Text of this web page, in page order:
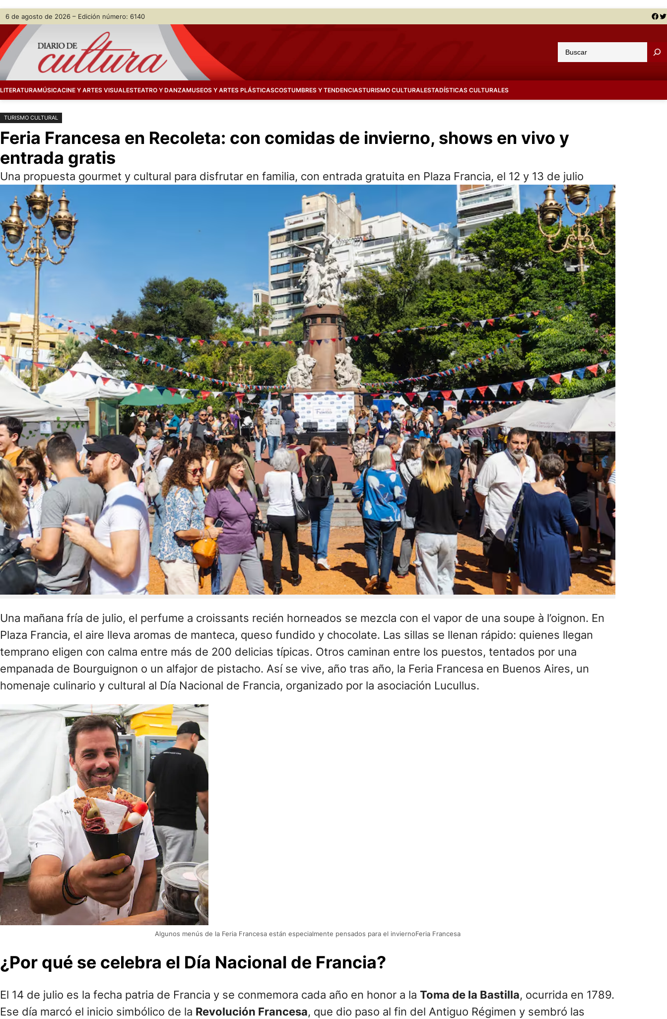
Saltar
contenido
Skip
content
6 de agosto de 2026 – Edición número: 6140 Facebook Twitter
u
a
LITERATURAMÚSICACINE Y ARTES VISUALESTEATRO Y DANZAMUSEOS Y ARTES PLÁSTICASCOSTUMBRES Y TENDENCIASTURISMO CULTURALESTADÍSTICAS CULTURALES
TURISMO CULTURAL
Feria Francesa en Recoleta: con comidas de invierno, shows en vivo y
entrada gratis
Una propuesta gourmet y cultural para disfrutar en familia, con entrada gratuita en Plaza Francia, el 12 y 13 de julio
Una mañana fría de julio, el perfume a croissants recién horneados se mezcla con el vapor de una soupe à l’oignon. En
Plaza Francia, el aire lleva aromas de manteca, queso fundido y chocolate. Las sillas se llenan rápido: quienes llegan
temprano eligen con calma entre más de 200 delicias típicas. Otros caminan entre los puestos, tentados por una
empanada de Bourguignon o un alfajor de pistacho. Así se vive, año tras año, la Feria Francesa en Buenos Aires, un
homenaje culinario y cultural al Día Nacional de Francia, organizado por la asociación Lucullus.
Algunos menús de la Feria Francesa están especialmente pensados para el inviernoFeria Francesa
¿Por qué se celebra el Día Nacional de Francia?
El 14 de julio es la fecha patria de Francia y se conmemora cada año en honor a la Toma de la Bastilla, ocurrida en 1789.
Ese día marcó el inicio simbólico de la Revolución Francesa, que dio paso al fin del Antiguo Régimen y sembró las